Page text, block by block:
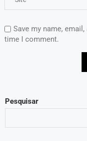
Save my name,
time I comment.
Pesquisar